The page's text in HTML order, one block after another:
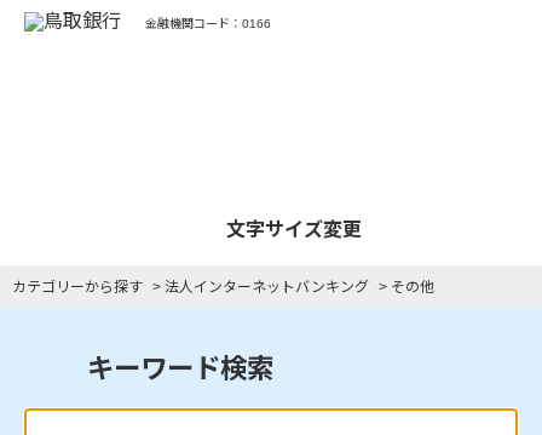
金融機関コード：0166
文字サイズ変更
カテゴリーから探す > 法人インターネットバンキング > その他
キーワード検索